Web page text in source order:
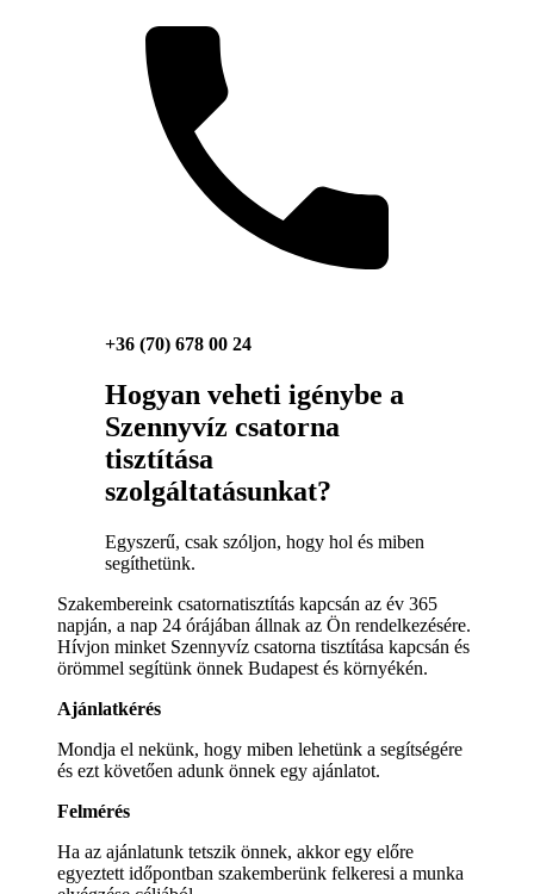
+36 (70) 678 00 24
Hogyan veheti igénybe a
Szennyvíz csatorna
tisztítása
szolgáltatásunkat?
Egyszerű, csak szóljon, hogy hol és miben
segíthetünk.
Szakembereink csatornatisztítás kapcsán az év 365
napján, a nap 24 órájában állnak az Ön rendelkezésére.
Hívjon minket Szennyvíz csatorna tisztítása kapcsán és
örömmel segítünk önnek Budapest és környékén.
Ajánlatkérés
Mondja el nekünk, hogy miben lehetünk a segítségére
és ezt követően adunk önnek egy ajánlatot.
Felmérés
Ha az ajánlatunk tetszik önnek, akkor egy előre
egyeztett időpontban szakemberünk felkeresi a munka